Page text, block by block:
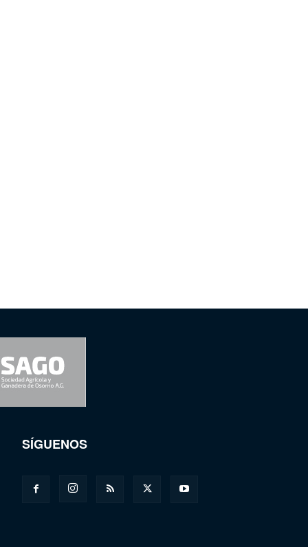
SÍGUENOS